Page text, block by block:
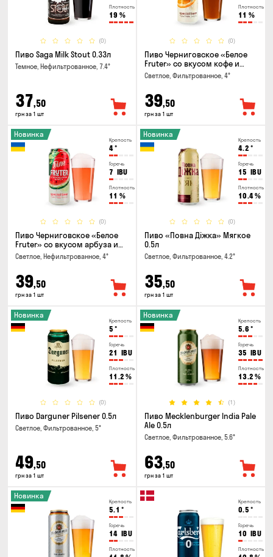
Плотность
19 %
(0)
Пиво Saga Milk Stout 0.33л
Темное, Нефильтрованное, 7.4°
37,50
грн за 1 шт
Плотность
11 %
(0)
Пиво Черниговское «Белое
Fruter» со вкусом кофе и
апельсина 0.5 л
Светлое, Фильтрованное, 4°
39,50
грн за 1 шт
Крепость
4°
Горечь
7 IBU
Плотность
11 %
(0)
Новинка
Пиво Черниговское «Белое
Fruter» со вкусом арбуза и
мяты 0.5л
Светлое, Нефильтрованное, 4°
39,50
грн за 1 шт
Крепость
4.2 °
Горечь
15 IBU
Плотность
10.4%
(0)
Новинка
Пиво «Повна Діжка» Мягкое
0.5л
Светлое, Фильтрованное, 4.2°
35,50
грн за 1 шт
Крепость
5 °
Горечь
21 IBU
Плотность
11.2 %
(0)
Новинка
Пиво Darguner Pilsener 0.5л
Светлое, Фильтрованное, 5°
49,50
грн за 1 шт
Крепость
5.6 °
Горечь
35 IBU
Плотность
13.2 %
(1)
Новинка
Пиво Mecklenburger India Pale
Ale 0.5л
Светлое, Фильтрованное, 5.6°
63,50
грн за 1 шт
Крепость
5.1 °
Горечь
14 IBU
Плотность
Новинка
Крепость
0.5 °
Горечь
10 IBU
Плотность